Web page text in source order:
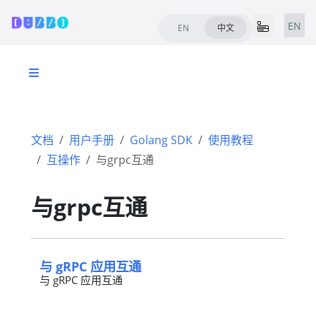
EN 中文 EN
文档 用户手册 Golang SDK
使用教程
互操作
与grpc互通
与grpc互通
与 gRPC 应用互通
与 gRPC 应用互通